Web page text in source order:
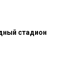
стадион